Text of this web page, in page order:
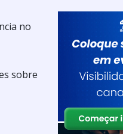
no
sobre